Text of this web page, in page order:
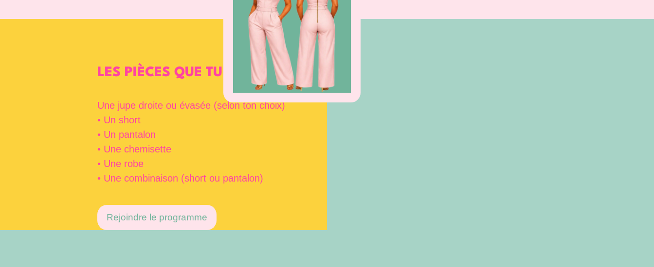
LES PIÈCES QUE TU VAS RÉALISER
Une jupe droite ou évasée (selon ton choix)
• Un short
• Un pantalon
• Une chemisette
• Une robe
• Une combinaison (short ou pantalon)
Rejoindre le programme